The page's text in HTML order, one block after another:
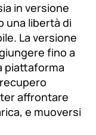
in versione
una libertà di
La versione
fino a
piattaforma
affrontare
e muoversi